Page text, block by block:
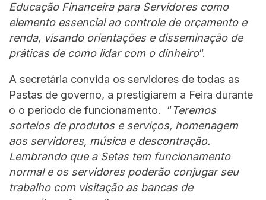
Educação Financeira para Servidores como
elemento essencial ao controle de orçamento e
renda, visando orientações e disseminação de
práticas de como lidar com o dinheiro“.
A secretária convida os servidores de todas as
Pastas de governo, a prestigiarem a Feira durante
o o período de funcionamento. “Teremos
sorteios de produtos e serviços, homenagem
aos servidores, música e descontração.
Lembrando que a Setas tem funcionamento
normal e os servidores poderão conjugar seu
trabalho com visitação as bancas de